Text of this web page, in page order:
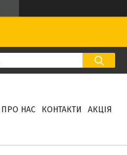
ПРО НАС КОНТАКТИ АКЦІЯ